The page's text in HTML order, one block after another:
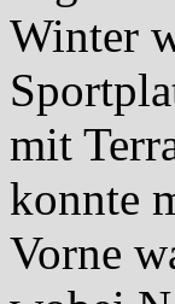
Winter
mit
konnte
Vorne